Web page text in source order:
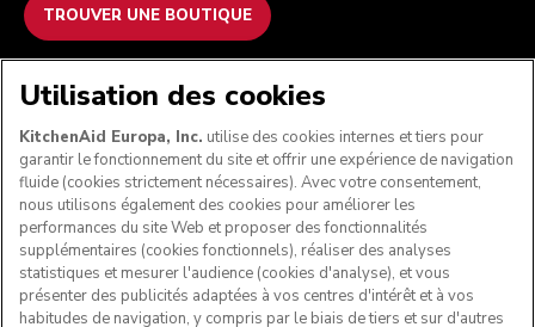
TROUVER UNE BOUTIQUE
NOUS ACCEPTONS
SUIVEZ-NOUS
Utilisation des cookies
KitchenAid Europa, Inc. utilise des cookies internes et tiers pour
garantir le fonctionnement du site et offrir une expérience de navigation
fluide (cookies strictement nécessaires). Avec votre consentement,
nous utilisons également des cookies pour améliorer les
performances du site Web et proposer des fonctionnalités
supplémentaires (cookies fonctionnels), réaliser des analyses
statistiques et mesurer l'audience (cookies d'analyse), et vous
présenter des publicités adaptées à vos centres d'intérêt et à vos
habitudes de navigation, y compris par le biais de tiers et sur d'autres